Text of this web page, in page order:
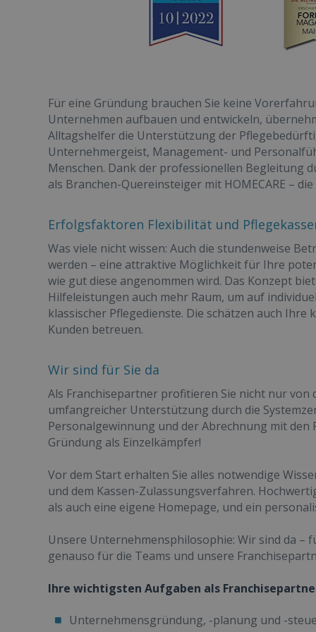
Für eine Gründung brauchen Sie keine
Unternehmen aufbauen und entwickeln,
Alltagshelfer die Unterstützung der
Unternehmergeist, Management- und
Menschen. Dank der professionellen Begleitung
als Branchen-Quereinsteiger mit HOMECARE –
Erfolgsfaktoren Flexibilität und
Was viele nicht wissen: Auch die stundenweise
werden – eine attraktive Möglichkeit für Ihre
wie gut diese angenommen wird. Das Konzept
Hilfeleistungen auch mehr Raum, um auf
klassischer Pflegedienste. Die schätzen auch
Kunden betreuen.
Wir sind für Sie da
Als Franchisepartner profitieren Sie nicht nur
umfangreicher Unterstützung durch die
Personalgewinnung und der Abrechnung mit
Gründung als Einzelkämpfer!
Vor dem Start erhalten Sie alles notwendige
und dem Kassen-Zulassungsverfahren.
als auch eine eigene Homepage, und ein
Unsere Unternehmensphilosophie: Wir sind da
genauso für die Teams und unsere
Ihre wichtigsten Aufgaben als
Unternehmensgründung, -planung und -